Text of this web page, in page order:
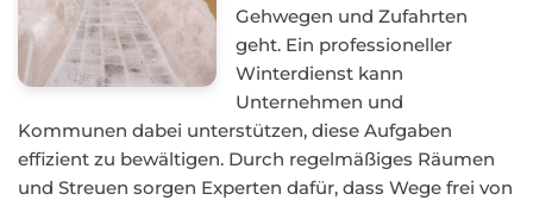
Gehwegen und Zufahrten
geht. Ein professioneller
Winterdienst kann
Unternehmen und
Kommunen dabei unterstützen, diese Aufgaben
effizient zu bewältigen. Durch regelmäßiges Räumen
und Streuen sorgen Experten dafür, dass Wege frei von